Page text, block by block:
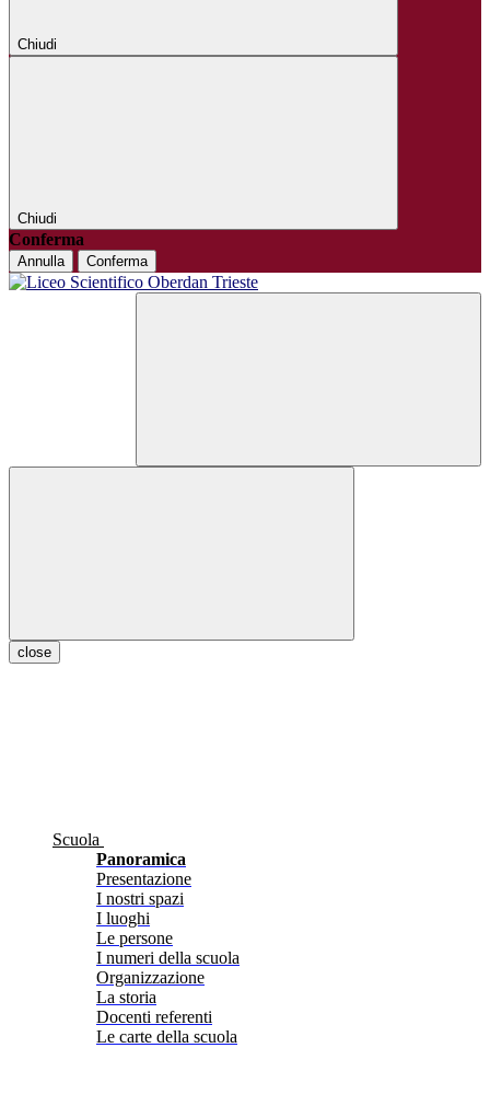
Chiudi
Chiudi
Conferma
Annulla Conferma
close
Scuola
Panoramica
Presentazione
I nostri spazi
I luoghi
Le persone
I numeri della scuola
Organizzazione
La storia
Docenti referenti
Le carte della scuola